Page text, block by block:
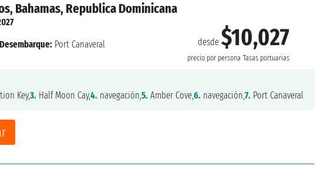
Bahamas, Republica Dominicana
desde$10,027
precio por persona Tasas portuarias
Desembarque: Port Canaveral
Key,3. Half Moon Cay,4. navegación,5. Amber Cove,6. navegación,7. Port Canaveral